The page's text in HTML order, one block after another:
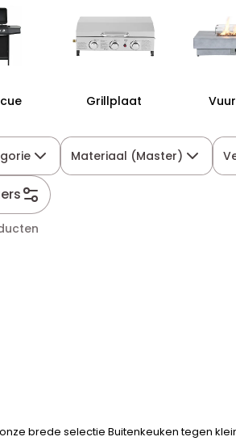
Grillplaat
Materiaal (Master)
brede selectie Buitenkeuken tegen